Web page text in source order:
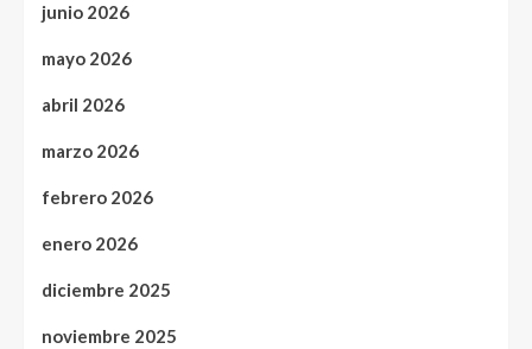
junio 2026
mayo 2026
abril 2026
marzo 2026
febrero 2026
enero 2026
diciembre 2025
noviembre 2025